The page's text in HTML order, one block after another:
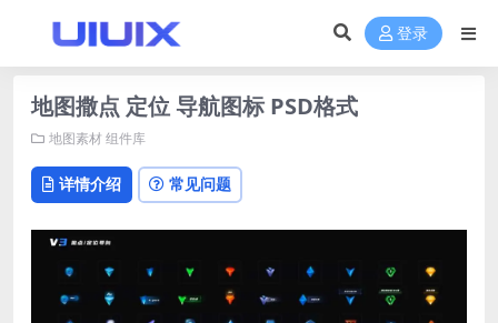
登录
地图撒点 定位 导航图标 PSD格式
地图素材 组件库
详情介绍 常见问题